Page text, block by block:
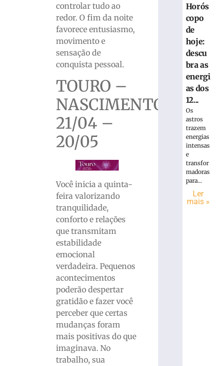
controlar tudo ao
redor. O fim da noite
favorece entusiasmo,
movimento e
sensação de
conquista pessoal.
TOURO –
NASCIMENTO
21/04 –
20/05
Você inicia a quinta-
feira valorizando
tranquilidade,
conforto e relações
que transmitam
estabilidade
emocional
verdadeira. Pequenos
acontecimentos
poderão despertar
gratidão e fazer você
perceber que certas
mudanças foram
mais positivas do que
imaginava. No
trabalho, sua
Horós
copo
de
hoje:
descu
bra as
energi
as dos
12...
Os
astros
trazem
energias
intensas
e
transfor
madoras
para...
Ler
mais »